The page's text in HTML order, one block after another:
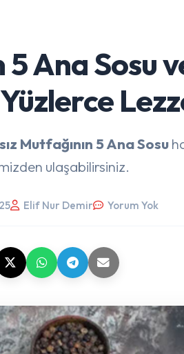
5 Ana Sosu
Mutfağının 5 Ana Sosu
ulaşabilirsiniz.
Elif Nur Demir Yorum Yok